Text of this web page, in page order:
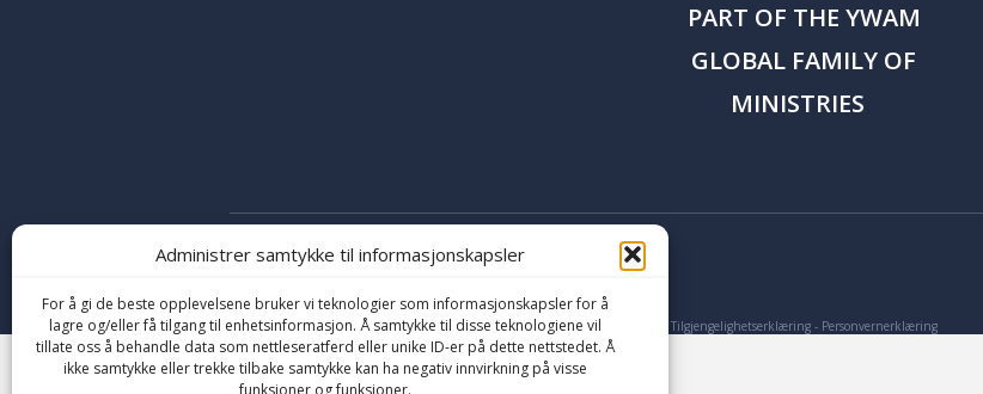
Administrer samtykke til informasjonskapsler
For å gi de beste opplevelsene bruker vi teknologier som informasjonskapsler for å
lagre og/eller få tilgang til enhetsinformasjon. Å samtykke til disse teknologiene vil
tillate oss å behandle data som nettleseratferd eller unike ID-er på dette nettstedet. Å
ikke samtykke eller trekke tilbake samtykke kan ha negativ innvirkning på visse
funksjoner og funksjoner.
PART OF THE YWAM
GLOBAL FAMILY OF
MINISTRIES
Copyright © 2026 Friskolen. All Rights Reserved
Tilgjengelighetserklæring- Personvernerklæring